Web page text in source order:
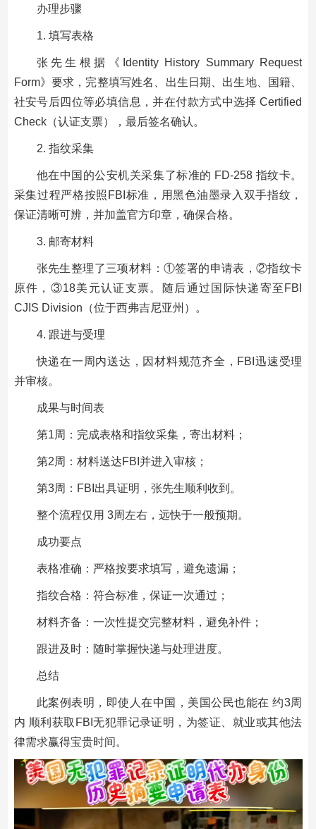
办理步骤
1. 填写表格
张先生根据《Identity History Summary Request
Form》要求，完整填写姓名、出生日期、出生地、国籍、
社安号后四位等必填信息，并在付款方式中选择 Certified
Check（认证支票），最后签名确认。
2. 指纹采集
他在中国的公安机关采集了标准的 FD-258 指纹卡。
采集过程严格按照FBI标准，用黑色油墨录入双手指纹，
保证清晰可辨，并加盖官方印章，确保合格。
3. 邮寄材料
张先生整理了三项材料：①签署的申请表，②指纹卡
原件，③18美元认证支票。随后通过国际快递寄至FBI
CJIS Division（位于西弗吉尼亚州）。
4. 跟进与受理
快递在一周内送达，因材料规范齐全，FBI迅速受理
并审核。
成果与时间表
第1周：完成表格和指纹采集，寄出材料；
第2周：材料送达FBI并进入审核；
第3周：FBI出具证明，张先生顺利收到。
整个流程仅用 3周左右，远快于一般预期。
成功要点
表格准确：严格按要求填写，避免遗漏；
指纹合格：符合标准，保证一次通过；
材料齐备：一次性提交完整材料，避免补件；
跟进及时：随时掌握快递与处理进度。
总结
此案例表明，即使人在中国，美国公民也能在 约3周
内 顺利获取FBI无犯罪记录证明，为签证、就业或其他法
律需求赢得宝贵时间。
视
频
播